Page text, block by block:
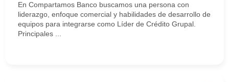
En Compartamos Banco buscamos una persona con
liderazgo, enfoque comercial y habilidades de desarrollo de
equipos para integrarse como Líder de Crédito Grupal.
Principales ...